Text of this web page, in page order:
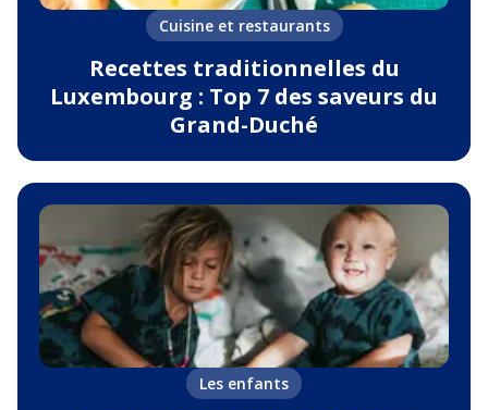
Cuisine et restaurants
Recettes traditionnelles du
Luxembourg : Top 7 des saveurs du
Grand-Duché
Les enfants